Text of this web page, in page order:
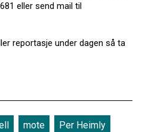
eller send mail til
reportasje under dagen så ta
mote Per Heimly